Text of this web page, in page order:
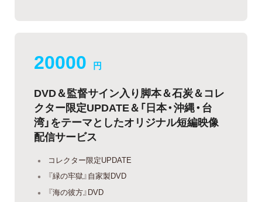
20000 円
DVD＆監督サイン入り脚本＆石炭＆コレ
クター限定UPDATE＆「日本・沖縄・台
湾」をテーマとしたオリジナル短編映像
配信サービス
コレクター限定UPDATE
『緑の牢獄』自家製DVD
『海の彼方』DVD